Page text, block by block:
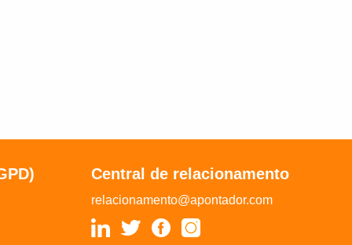
Central de relacionamento
relacionamento@apontador.com